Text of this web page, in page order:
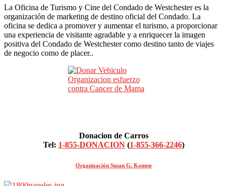
La Oficina de Turismo y Cine del Condado de Westchester es la
organización de marketing de destino oficial del Condado. La
oficina se dedica a promover y aumentar el turismo, a proporcionar
una experiencia de visitante agradable y a enriquecer la imagen
positiva del Condado de Westchester como destino tanto de viajes
de negocio como de placer..
Donacion de Carros
Tel: 1-855-DONACION(1-855-366-2246)
Organización Susan G. Komen